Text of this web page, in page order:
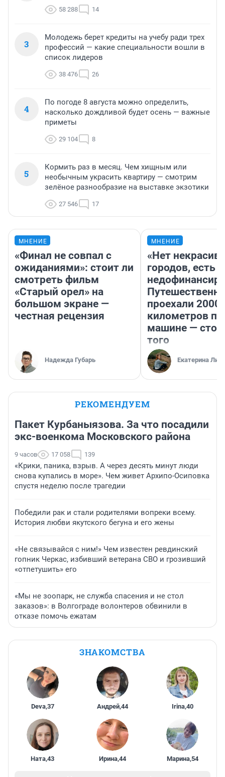
58 288 14
3
Молодежь берет кредиты на учебу ради трех
профессий — какие специальности вошли в
список лидеров
38 476 26
4
По погоде 8 августа можно определить,
насколько дождливой будет осень — важные
приметы
29 104 8
5
Кормить раз в месяц. Чем хищным или
необычным украсить квартиру — смотрим
зелёное разнообразие на выставке экзотики
27 546 17
МНЕНИЕ
«Финал не совпал с
ожиданиями»: стоит ли
смотреть фильм
«Старый орел» на
большом экране —
честная рецензия
Надежда Губарь
МНЕНИЕ
«Нет
городов, есть
проехали 2000
километров по
машине —
того
Екатерина
РЕКОМЕНДУЕМ
Пакет Курбаныязова. За что посадили
экс-военкома Московского района
9 часов 17 058 139
«Крики, паника, взрыв. А через десять минут люди
снова купались в море». Чем живет Архипо-Осиповка
спустя неделю после трагедии
Победили рак и стали родителями вопреки всему.
История любви якутского бегуна и его жены
«Не связывайся с ним!» Чем известен ревдинский
гопник Черкас, избивший ветерана СВО и грозивший
«отпетушить» его
«Мы не зоопарк, не служба спасения и не стол
заказов»: в Волгограде волонтеров обвинили в
отказе помочь ежатам
ЗНАКОМСТВА
Deva,37 Андрей,44 Irina,40
Ната,43 Ирина,44 Марина,54